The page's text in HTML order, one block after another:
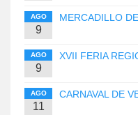
AGO
9
MERCADILLO
AGO
9
XVII FERIA
AGO
11
CARNAVAL DE